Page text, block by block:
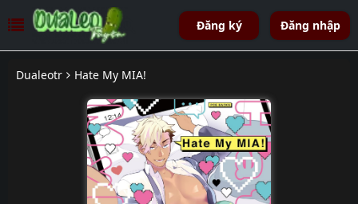
Đăng ký Đăng nhập
Dualeotr Hate My MIA!